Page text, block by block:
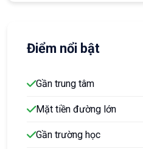
Điểm nổi bật
Gần trung tâm
Mặt tiền đường lớn
Gần trường học